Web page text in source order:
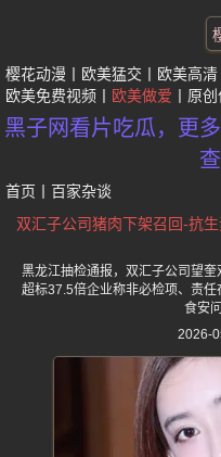
樱花动漫 欧美猛交 欧美高清
欧美免费视频
欧美做爱 原
黑子网看片吃瓜，更
首页 百家杂谈
双汇子公司猪肉下架召回-抗
黑龙江抽检通报，双汇子公司望
超标37.5倍企业称非必检项、责任
食安
2026-